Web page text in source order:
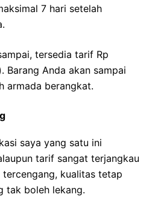
7 hari setelah
tersedia tarif Rp
Barang Anda akan sampai
armada berangkat.
saya yang satu ini
tarif sangat terjangkau
kualitas tetap
tak boleh lekang.